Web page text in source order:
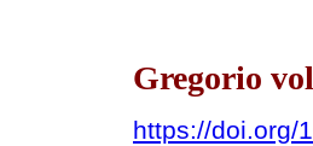
Gregorio
https://doi.org/